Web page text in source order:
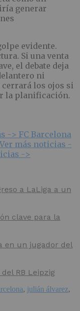
generar
evidente.
Si una venta
el debate deja
ni
los ojos si
la planificación.
-> FC Barcelona
Ver más noticias -
->
a LaLiga a un
clave para la
en un jugador del
RB Leipzig
, julián álvarez,